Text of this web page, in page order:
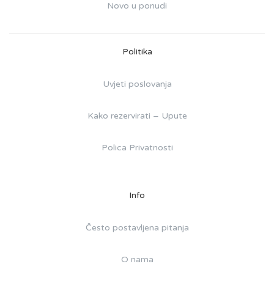
Novo u ponudi
Politika
Uvjeti poslovanja
Kako rezervirati – Upute
Polica Privatnosti
Info
Često postavljena pitanja
O nama